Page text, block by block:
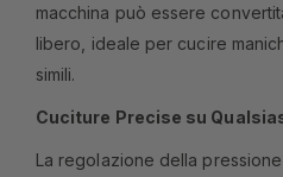
macchina può essere
libero, ideale per cucire
simili.
Cuciture Precise su
La regolazione della